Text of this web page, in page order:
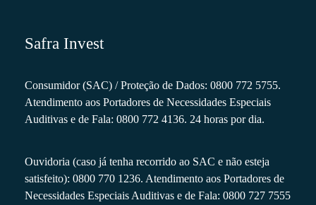
Safra Invest
Consumidor (SAC) / Proteção de Dados: 0800 772 5755.
Atendimento aos Portadores de Necessidades Especiais
Auditivas e de Fala: 0800 772 4136. 24 horas por dia.
Ouvidoria (caso já tenha recorrido ao SAC e não esteja
satisfeito): 0800 770 1236. Atendimento aos Portadores de
Necessidades Especiais Auditivas e de Fala: 0800 727 7555